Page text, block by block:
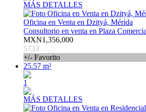
MÁS DETALLES
Oficina en Venta en Dzityá, Mérida
Consultorio en venta en Plaza
MXN1,356,000
5733
+/- Favorito
25.57 m²
1
MÁS DETALLES